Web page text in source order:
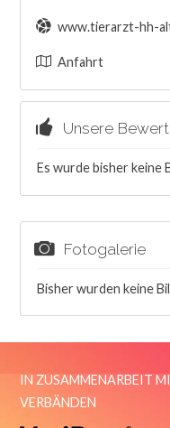
www.tierarzt-hh-
Anfahrt
Unsere
Es wurde bisher keine
Fotogalerie
Bisher wurden keine
IN ZUSAMMENARBEIT
VERBÄNDEN